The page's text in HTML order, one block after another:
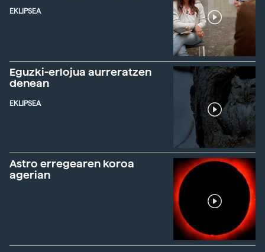
EKLIPSEA
Eguzki-erlojua aurreratzen
denean
EKLIPSEA
Astro erregearen koroa
agerian